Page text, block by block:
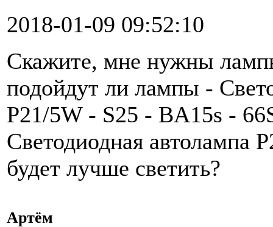
2018-01-09 09:52:10
Скажите, мне нужны
подойдут ли лампы -
P21/5W - S25 - BA15s -
Светодиодная автолампа
будет лучше светить?
Артём